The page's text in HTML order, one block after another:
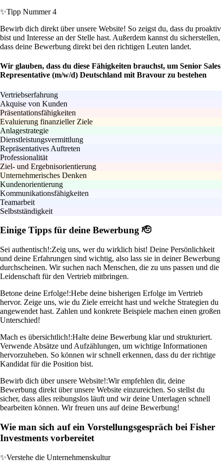
✨Tipp Nummer 4
Bewirb dich direkt über unsere Website! So zeigst du, dass du proaktiv
bist und Interesse an der Stelle hast. Außerdem kannst du sicherstellen,
dass deine Bewerbung direkt bei den richtigen Leuten landet.
Wir glauben, dass du diese Fähigkeiten brauchst, um Senior Sales
Representative (m/w/d) Deutschland mit Bravour zu bestehen
Vertriebserfahrung
Akquise von Kunden
Präsentationsfähigkeiten
Evaluierung finanzieller Ziele
Anlagestrategie
Dienstleistungsvermittlung
Repräsentatives Auftreten
Professionalität
Ziel- und Ergebnisorientierung
Unternehmerisches Denken
Kundenorientierung
Kommunikationsfähigkeiten
Teamarbeit
Selbstständigkeit
Einige Tipps für deine Bewerbung 🫡
Sei authentisch!:Zeig uns, wer du wirklich bist! Deine Persönlichkeit
und deine Erfahrungen sind wichtig, also lass sie in deiner Bewerbung
durchscheinen. Wir suchen nach Menschen, die zu uns passen und die
Leidenschaft für den Vertrieb mitbringen.
Betone deine Erfolge!:Hebe deine bisherigen Erfolge im Vertrieb
hervor. Zeige uns, wie du Ziele erreicht hast und welche Strategien du
angewendet hast. Zahlen und konkrete Beispiele machen einen großen
Unterschied!
Mach es übersichtlich!:Halte deine Bewerbung klar und strukturiert.
Verwende Absätze und Aufzählungen, um wichtige Informationen
hervorzuheben. So können wir schnell erkennen, dass du der richtige
Kandidat für die Position bist.
Bewirb dich über unsere Website!:Wir empfehlen dir, deine
Bewerbung direkt über unsere Website einzureichen. So stellst du
sicher, dass alles reibungslos läuft und wir deine Unterlagen schnell
bearbeiten können. Wir freuen uns auf deine Bewerbung!
Wie man sich auf ein Vorstellungsgespräch bei Fisher
Investments vorbereitet
✨Verstehe die Unternehmenskultur